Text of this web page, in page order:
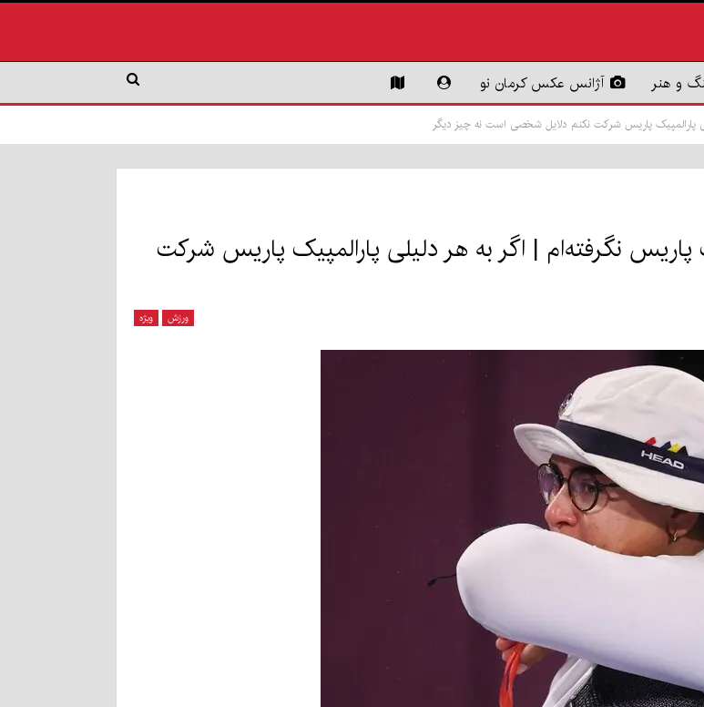
و هنر آژانس عکس کرمان نو
پارالمپیک پاریس شرکت نکنم دلایل شخصی است نه چیز دیگر
نگرفته‌ام | اگر به هر دلیلی پارالمپیک پاریس شرکت
ورزش ویژه